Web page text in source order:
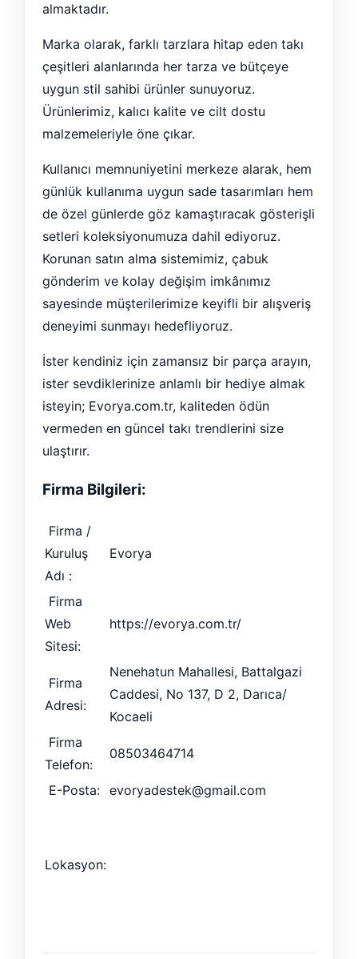
almaktadır.
Marka olarak, farklı tarzlara hitap eden takı
çeşitleri alanlarında her tarza ve bütçeye
uygun stil sahibi ürünler sunuyoruz.
Ürünlerimiz, kalıcı kalite ve cilt dostu
malzemeleriyle öne çıkar.
Kullanıcı memnuniyetini merkeze alarak, hem
günlük kullanıma uygun sade tasarımları hem
de özel günlerde göz kamaştıracak gösterişli
setleri koleksiyonumuza dahil ediyoruz.
Korunan satın alma sistemimiz, çabuk
gönderim ve kolay değişim imkânımız
sayesinde müşterilerimize keyifli bir alışveriş
deneyimi sunmayı hedefliyoruz.
İster kendiniz için zamansız bir parça arayın,
ister sevdiklerinize anlamlı bir hediye almak
isteyin; Evorya.com.tr, kaliteden ödün
vermeden en güncel takı trendlerini size
ulaştırır.
Firma Bilgileri:
Firma /
Kuruluş
Adı :
Evorya
Firma
Web
Sitesi:
https://evorya.com.tr/
Firma
Adresi:
Nenehatun Mahallesi, Battalgazi
Caddesi, No 137, D 2, Darıca/
Kocaeli
Firma
Telefon:
08503464714
E-Posta: evoryadestek@gmail.com
Lokasyon: